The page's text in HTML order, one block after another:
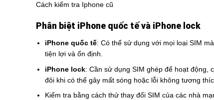
Cách kiểm tra Iphone cũ
Phân biệt iPhone quốc tế và iPhone lock
iPhone quốc tế: Có thể sử dụng với mọi loại SIM
tiện lợi và ổn định.
iPhone lock: Cần sử dụng SIM ghép để hoạt động,
đôi khi có thể gây mất sóng hoặc lỗi không tương
Kiểm tra bằng cách thử thay đổi SIM của các nhà